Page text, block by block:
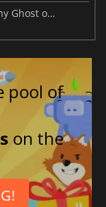
Zanurz się w wyjątkowych zestawach Sony Ghost of Yōtei na PS5
pool of
on the